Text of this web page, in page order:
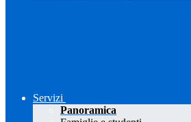
Servizi
Panoramica